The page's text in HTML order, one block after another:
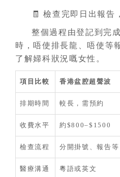
🧾 檢查完即日出報告
整個過程由登記到完
時，唔使排長龍、唔使等
了解婦科狀況嘅女性。
項目比較 香港盆腔超聲波
排期時間 較長，需預約
收費水平 約$800–$1500
檢查流程 分開掛號、報告等
醫療溝通 粵語或英文